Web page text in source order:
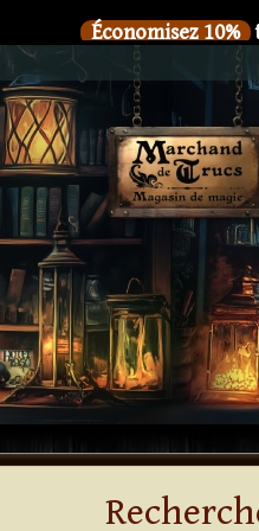
Économisez 10%
Le
Économisez 10%
SIX Le
Économisez 10%
SIX Le
Économisez 10%
SIX Le
Économisez 10%
SIX Le nouveau